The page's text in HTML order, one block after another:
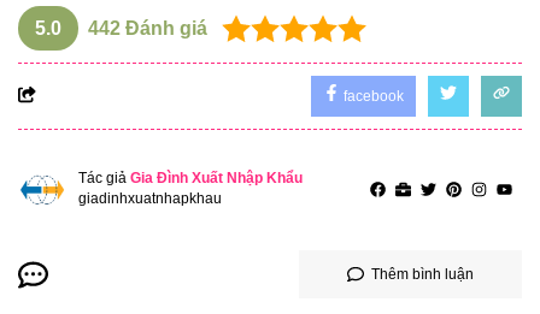
5.0 442 Đánh giá
facebook
Tác giả Gia Đình Xuất Nhập Khẩu
giadinhxuatnhapkhau
Thêm bình luận